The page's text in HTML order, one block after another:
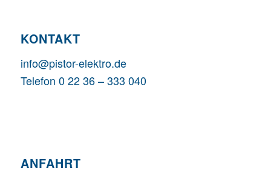
KONTAKT
info@pistor-elektro.de
Telefon 0 22 36 – 333 040
ANFAHRT